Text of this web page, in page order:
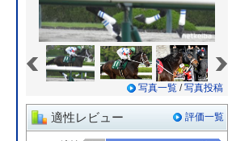
写真一覧 /写真投稿
適性レビュー 評価一覧